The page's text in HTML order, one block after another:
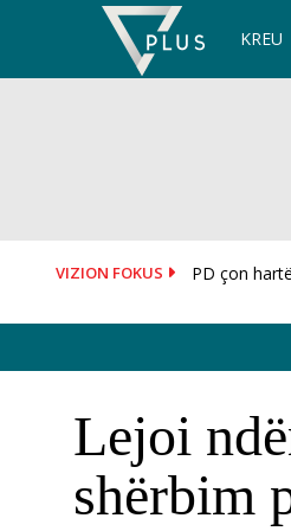
KREU
VIZION FOKUS Ministria e
Lejoi
shërbim